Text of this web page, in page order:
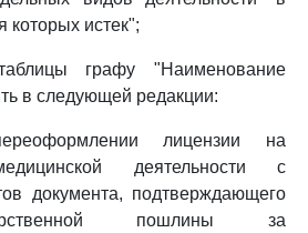
которых истек";
графу "Наименование
в следующей редакции:
лицензии на
деятельности с
документа, подтверждающего
пошлины за